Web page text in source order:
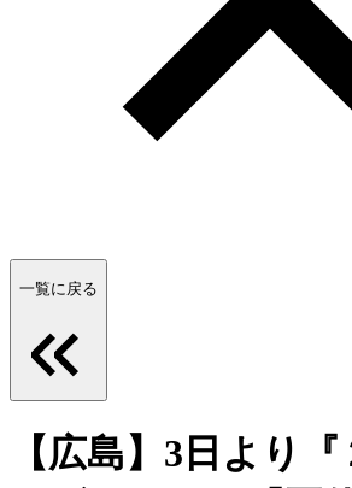
一覧に戻る
【広島】3日より